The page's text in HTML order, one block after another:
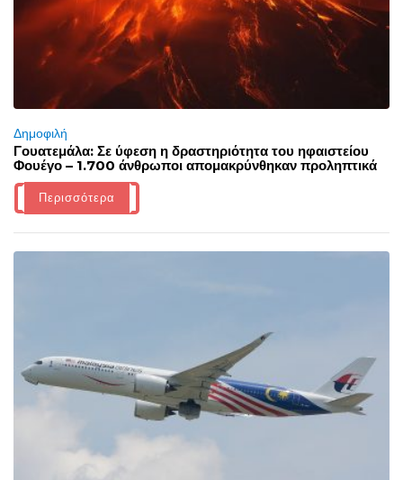
Δημοφιλή
Γουατεμάλα: Σε ύφεση η δραστηριότητα του ηφαιστείου
Φουέγο – 1.700 άνθρωποι απομακρύνθηκαν προληπτικά
Περισσότερα